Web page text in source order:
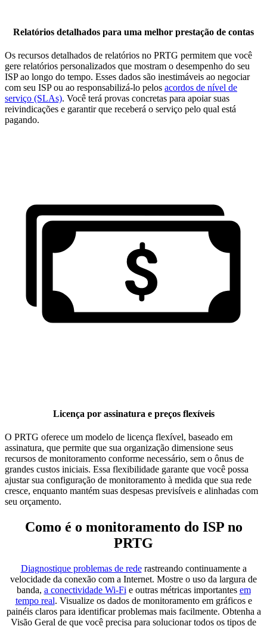
Relatórios detalhados para uma melhor prestação de contas
Os recursos detalhados de relatórios no PRTG permitem que você
gere relatórios personalizados que mostram o desempenho do seu
ISP ao longo do tempo. Esses dados são inestimáveis ao negociar
com seu ISP ou ao responsabilizá-lo pelos acordos de nível de
serviço (SLAs). Você terá provas concretas para apoiar suas
reivindicações e garantir que receberá o serviço pelo qual está
pagando.
Licença por assinatura e preços flexíveis
O PRTG oferece um modelo de licença flexível, baseado em
assinatura, que permite que sua organização dimensione seus
recursos de monitoramento conforme necessário, sem o ônus de
grandes custos iniciais. Essa flexibilidade garante que você possa
ajustar sua configuração de monitoramento à medida que sua rede
cresce, enquanto mantém suas despesas previsíveis e alinhadas com
seu orçamento.
Como é o monitoramento do ISP no
PRTG
Diagnostique problemas de rederastreando continuamente a
velocidade da conexão com a Internet. Mostre o uso da largura de
banda, a conectividade Wi-Fi e outras métricas importantes em
tempo real. Visualize os dados de monitoramento em gráficos e
painéis claros para identificar problemas mais facilmente. Obtenha a
Visão Geral de que você precisa para solucionar todos os tipos de